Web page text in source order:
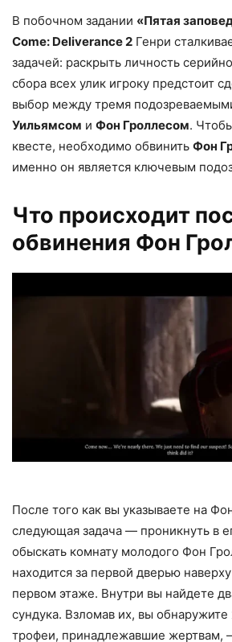
В побочном задании «Пятая
Come: Deliverance 2 Генри
задачей: раскрыть личность
сбора всех улик игроку предстоит
выбор между тремя
Уильямсом и Фон Гроллесом.
квесте, необходимо обвинить Фон
именно он является ключевым
Что происходит
обвинения Фон
После того как вы указываете на
следующая задача — проникнуть в
обыскать комнату молодого Фон
находится за первой дверью
первом этаже. Внутри вы найдете
сундука. Взломав их, вы
трофеи, принадлежавшие жертвам,